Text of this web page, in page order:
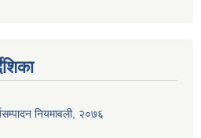
नियमावली, २०७६